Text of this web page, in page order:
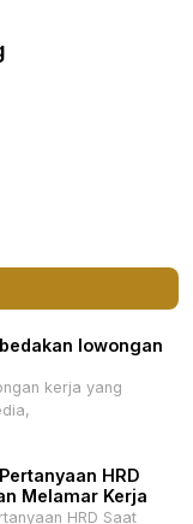
lowongan
kerja yang
HRD
Melamar Kerja
HRD Saat